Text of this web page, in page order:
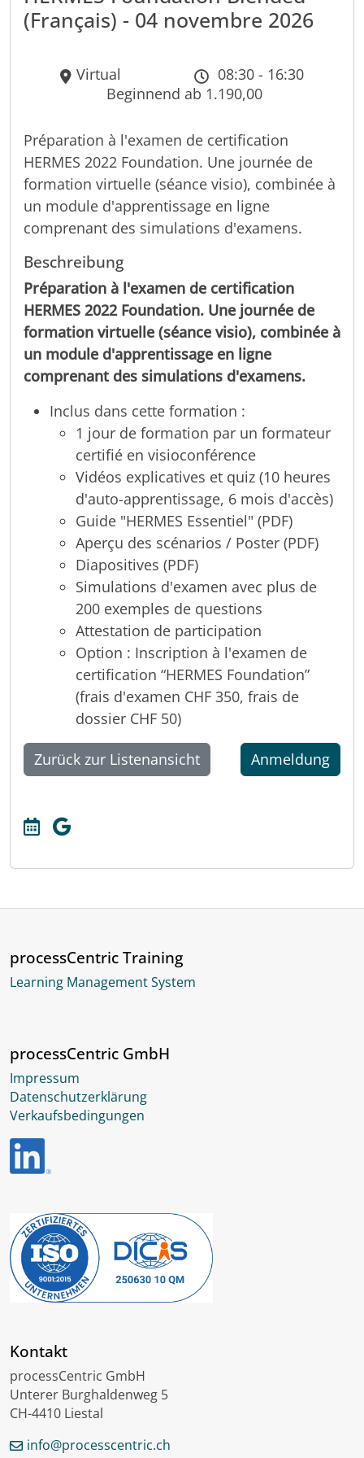
(Français) - 04 novembre 2026
Virtual
08:30 - 16:30
Beginnend ab 1.190,00
Préparation à l'examen de certification
HERMES 2022 Foundation. Une journée de
formation virtuelle (séance visio), combinée à
un module d'apprentissage en ligne
comprenant des simulations d'examens.
Beschreibung
Préparation à l'examen de certification
HERMES 2022 Foundation. Une journée de
formation virtuelle (séance visio), combinée à
un module d'apprentissage en ligne
comprenant des simulations d'examens.
Inclus dans cette formation :
1 jour de formation par un formateur
certifié en visioconférence
Vidéos explicatives et quiz (10 heures
d'auto-apprentissage, 6 mois d'accès)
Guide "HERMES Essentiel" (PDF)
Aperçu des scénarios / Poster (PDF)
Diapositives (PDF)
Simulations d'examen avec plus de
200 exemples de questions
Attestation de participation
Option : Inscription à l'examen de
certification “HERMES Foundation”
(frais d'examen CHF 350, frais de
dossier CHF 50)
Zurück zur Listenansicht Anmeldung
processCentric Training
Learning Management System
processCentric GmbH
Impressum
Datenschutzerklärung
Verkaufsbedingungen
Kontakt
processCentric GmbH
Unterer Burghaldenweg 5
CH-4410 Liestal
info@processcentric.ch